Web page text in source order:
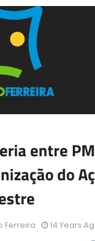
entre
do
Ferreira 14 Years